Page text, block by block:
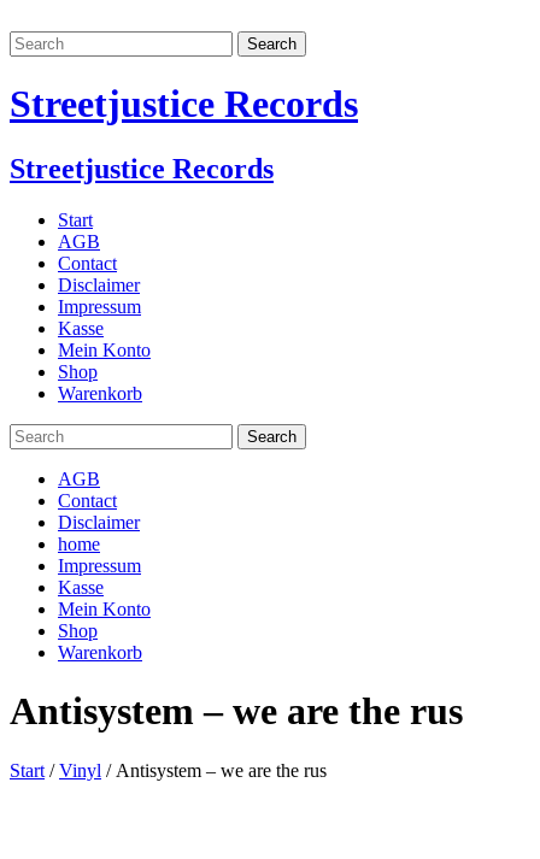
Streetjustice Records
Streetjustice Records
Start
AGB
Contact
Disclaimer
Impressum
Kasse
Mein Konto
Shop
Warenkorb
AGB
Contact
Disclaimer
home
Impressum
Kasse
Mein Konto
Shop
Warenkorb
Antisystem – we are the rus
Start /Vinyl / Antisystem – we are the rus